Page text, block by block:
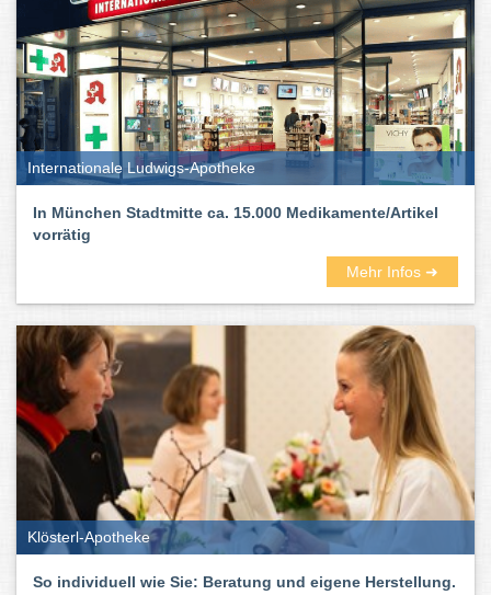
Internationale Ludwigs-Apotheke
In München Stadtmitte ca. 15.000 Medikamente/Artikel
vorrätig
Mehr Infos ➜
Klösterl-Apotheke
So individuell wie Sie: Beratung und eigene Herstellung.